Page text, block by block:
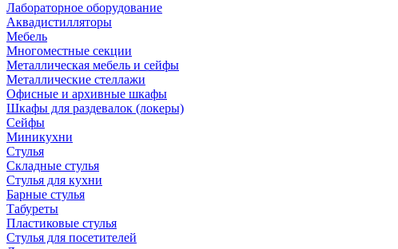
Лабораторное оборудование
Аквадистилляторы
Мебель
Многоместные секции
Металлическая мебель и сейфы
Металлические стеллажи
Офисные и архивные шкафы
Шкафы для раздевалок (локеры)
Сейфы
Миникухни
Стулья
Складные стулья
Стулья для кухни
Барные стулья
Табуреты
Пластиковые стулья
Стулья для посетителей